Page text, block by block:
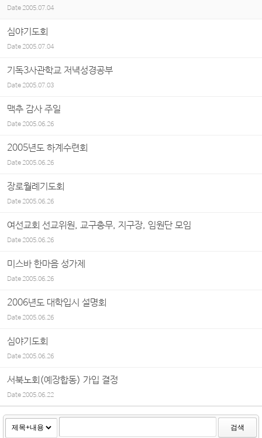
Date 2005.07.04
심야기도회
Date2005.07.04
기독3사관학교 저녁성경공부
Date2005.07.03
맥추 감사 주일
Date2005.06.26
2005년도 하계수련회
Date2005.06.26
장로월례기도회
Date2005.06.26
여선교회 선교위원, 교구총무, 지구장, 임원단 모임
Date2005.06.26
미스바 한마음 성가제
Date2005.06.26
2006년도 대학입시 설명회
Date2005.06.26
심야기도회
Date2005.06.26
서북노회(예장합동) 가입 결정
Date2005.06.22
검색